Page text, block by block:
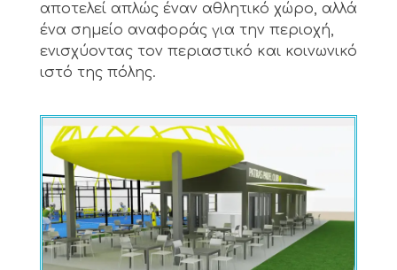
αποτελεί απλώς έναν αθλητικό χώρο, αλλά
ένα σημείο αναφοράς για την περιοχή,
ενισχύοντας τον περιαστικό και κοινωνικό
ιστό της πόλης.